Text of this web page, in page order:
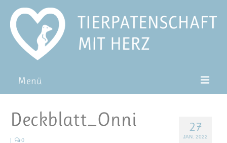
Menü
Pat*in werden 27
JAN. 2022
Deckblatt_Onni
| 0